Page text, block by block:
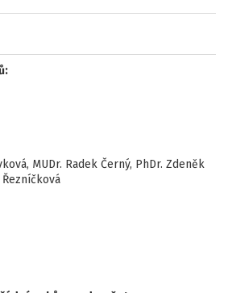
MUDr. Radek Černý, PhDr. Zdeněk